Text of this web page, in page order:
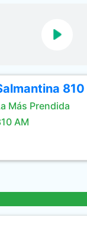
810
Más Prendida
AM